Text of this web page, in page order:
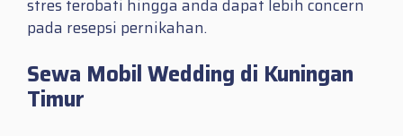
stres terobati hingga anda dapat lebih concern
pada resepsi pernikahan.
Sewa Mobil Wedding di Kuningan
Timur